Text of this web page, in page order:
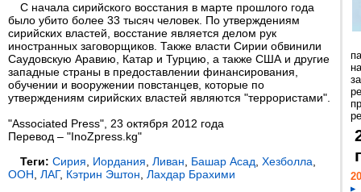
С начала сирийского восстания в марте прошлого года
было убито более 33 тысяч человек. По утверждениям
сирийских властей, восстание является делом рук
иностранных заговорщиков. Также власти Сирии обвинили
Саудовскую Аравию, Катар и Турцию, а также США и другие
западные страны в предоставлении финансирования,
обучении и вооружении повстанцев, которые по
утверждениям сирийских властей являются "террористами".
"Associated Press", 23 октября 2012 года
Перевод – "InoZpress.kg"
Теги: Сирия Иордания Ливан Башар Асад Хезболла
ООН ЛАГ, Кэтрин Эштон Лахдар Брахими